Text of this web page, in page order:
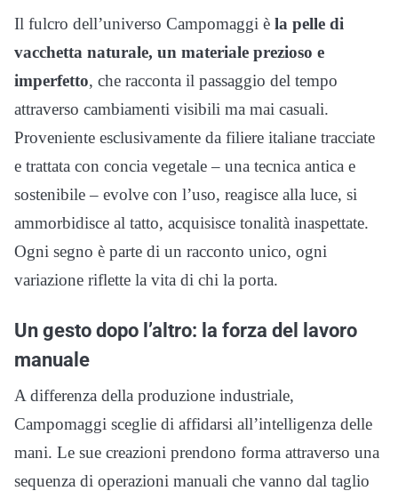
Il fulcro dell’universo Campomaggi è la pelle di
vacchetta naturale, un materiale prezioso e
imperfetto, che racconta il passaggio del tempo
attraverso cambiamenti visibili ma mai casuali.
Proveniente esclusivamente da filiere italiane tracciate
e trattata con concia vegetale – una tecnica antica e
sostenibile – evolve con l’uso, reagisce alla luce, si
ammorbidisce al tatto, acquisisce tonalità inaspettate.
Ogni segno è parte di un racconto unico, ogni
variazione riflette la vita di chi la porta.
Un gesto dopo l’altro: la forza del lavoro
manuale
A differenza della produzione industriale,
Campomaggi sceglie di affidarsi all’intelligenza delle
mani. Le sue creazioni prendono forma attraverso una
sequenza di operazioni manuali che vanno dal taglio